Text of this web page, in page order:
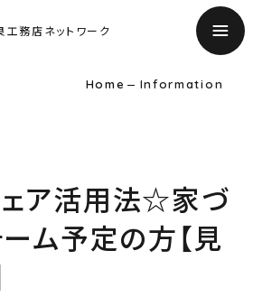
工務店ネットワーク
Home Information
ア活用法☆家づ
ーム予定の方【見